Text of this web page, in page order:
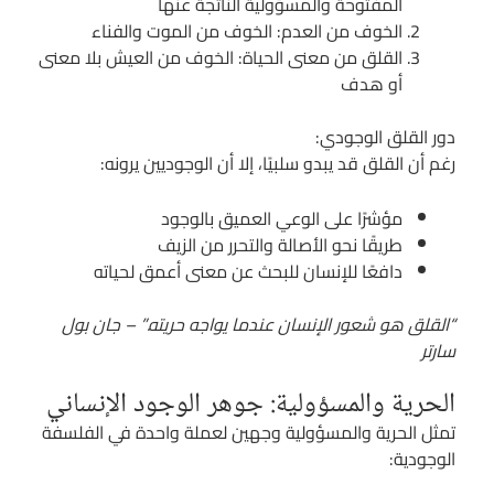
الخوف من العدم: الخوف من الموت والفناء
القلق من معنى الحياة: الخوف من العيش بلا معنى
أو هدف
دور القلق الوجودي:
رغم أن القلق قد يبدو سلبيًا، إلا أن الوجوديين يرونه:
مؤشرًا على الوعي العميق بالوجود
طريقًا نحو الأصالة والتحرر من الزيف
دافعًا للإنسان للبحث عن معنى أعمق لحياته
“القلق هو شعور الإنسان عندما يواجه حريته.” – جان بول
سارتر
الحرية والمسؤولية: جوهر الوجود الإنساني
تمثل الحرية والمسؤولية وجهين لعملة واحدة في الفلسفة
الوجودية: